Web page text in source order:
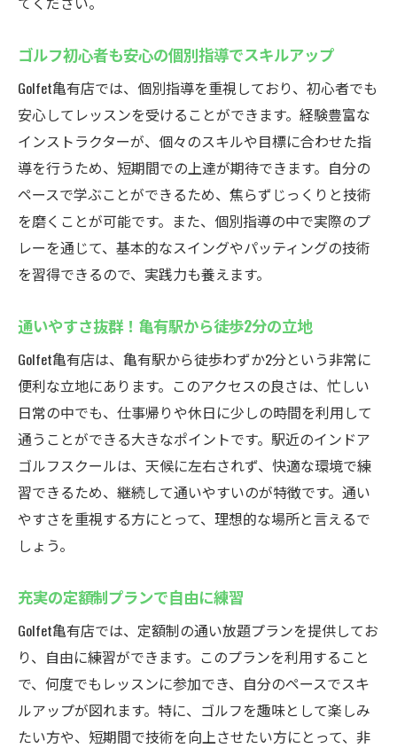
ゴルフ初心者も安心の個別指導でスキルアップ
Golfet亀有店では、個別指導を重視しており、初心者でも
安心してレッスンを受けることができます。経験豊富な
インストラクターが、個々のスキルや目標に合わせた指
導を行うため、短期間での上達が期待できます。自分の
ペースで学ぶことができるため、焦らずじっくりと技術
を磨くことが可能です。また、個別指導の中で実際のプ
レーを通じて、基本的なスイングやパッティングの技術
を習得できるので、実践力も養えます。
通いやすさ抜群！亀有駅から徒歩2分の立地
Golfet亀有店は、亀有駅から徒歩わずか2分という非常に
便利な立地にあります。このアクセスの良さは、忙しい
日常の中でも、仕事帰りや休日に少しの時間を利用して
通うことができる大きなポイントです。駅近のインドア
ゴルフスクールは、天候に左右されず、快適な環境で練
習できるため、継続して通いやすいのが特徴です。通い
やすさを重視する方にとって、理想的な場所と言えるで
しょう。
充実の定額制プランで自由に練習
Golfet亀有店では、定額制の通い放題プランを提供してお
り、自由に練習ができます。このプランを利用すること
で、何度でもレッスンに参加でき、自分のペースでスキ
ルアップが図れます。特に、ゴルフを趣味として楽しみ
たい方や、短期間で技術を向上させたい方にとって、非